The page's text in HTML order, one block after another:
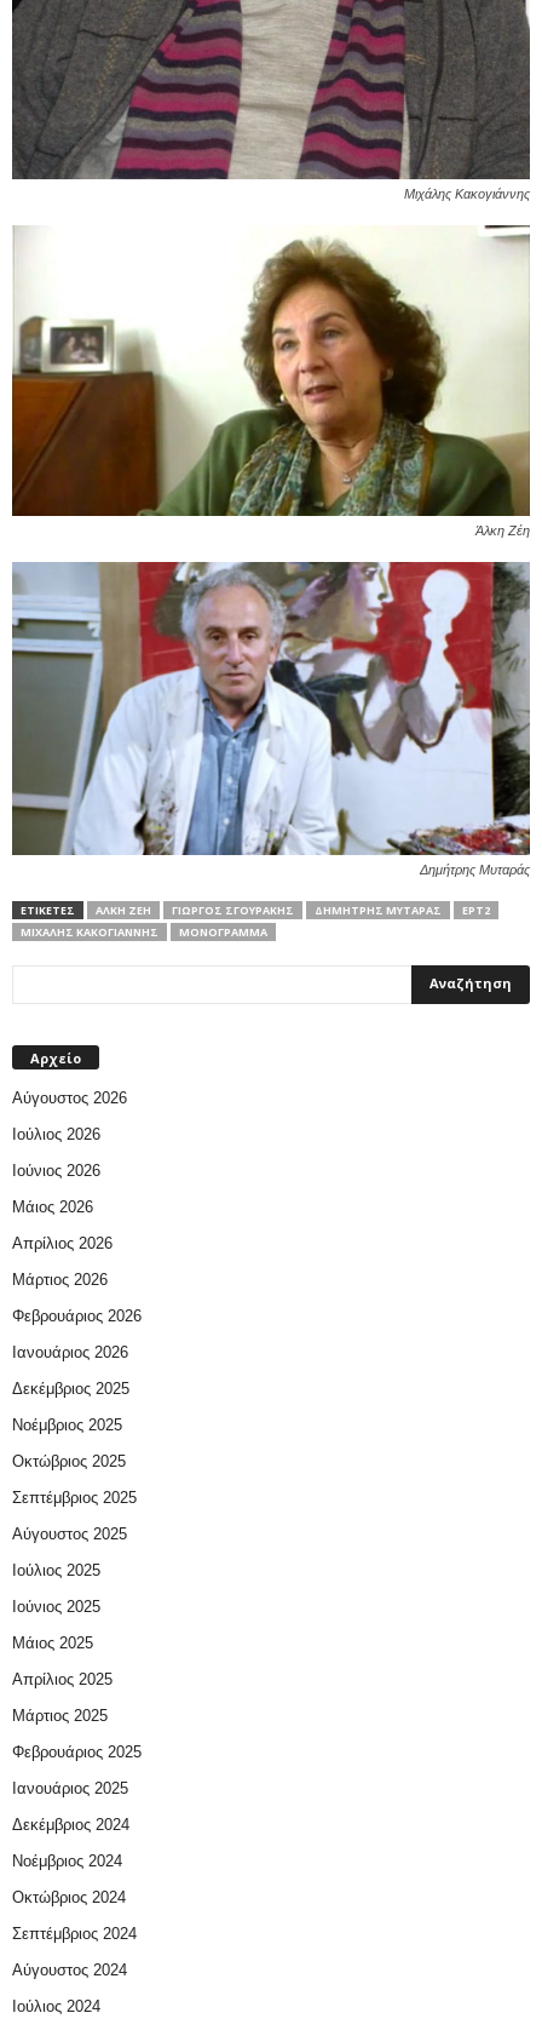
Μιχάλης Κακογιάννης
Άλκη Ζέη
Δημήτρης Μυταράς
ΕΤΙΚΕΤΕΣ ΆΛΚΗ ΖΈΗ ΓΙΏΡΓΟΣ ΣΓΟΥΡΆΚΗΣ ΔΗΜΉΤΡΗΣ ΜΥΤΑΡΆΣ
ΕΡΤ2
ΜΙΧΆΛΗΣ ΚΑΚΟΓΙΆΝΝΗΣ
ΜΟΝΟΓΡΑΜΜΑ
Αρχείο
Αύγουστος 2026
Ιούλιος 2026
Ιούνιος 2026
Μάιος 2026
Απρίλιος 2026
Μάρτιος 2026
Φεβρουάριος 2026
Ιανουάριος 2026
Δεκέμβριος 2025
Νοέμβριος 2025
Οκτώβριος 2025
Σεπτέμβριος 2025
Αύγουστος 2025
Ιούλιος 2025
Ιούνιος 2025
Μάιος 2025
Απρίλιος 2025
Μάρτιος 2025
Φεβρουάριος 2025
Ιανουάριος 2025
Δεκέμβριος 2024
Νοέμβριος 2024
Οκτώβριος 2024
Σεπτέμβριος 2024
Αύγουστος 2024
Ιούλιος 2024